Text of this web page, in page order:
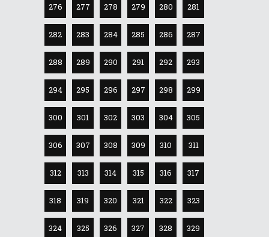
276 277 278 279 280 281
282 283 284 285 286 287
288 289 290 291 292 293
294 295 296 297 298 299
300 301 302 303 304 305
306 307 308 309 310 311
312 313 314 315 316 317
318 319 320 321 322 323
324 325 326 327 328 329